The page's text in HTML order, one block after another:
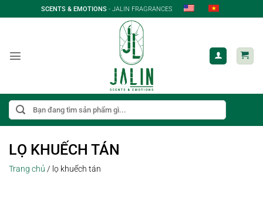
qua
SCENTS & EMOTIONS - JALIN FRAGRANCES
Tìm
kiếm:
LỌ KHUẾCH TÁN
Trang chủ / lọ khuếch tán